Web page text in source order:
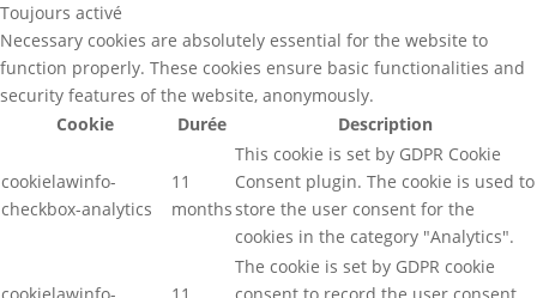
Toujours activé
Necessary cookies are absolutely essential for the website to
function properly. These cookies ensure basic functionalities and
security features of the website, anonymously.
Cookie
Durée Description
cookielawinfo-
checkbox-analytics
11
months
This cookie is set by GDPR Cookie
Consent plugin. The cookie is used to
store the user consent for the
cookies in the category "Analytics".
The cookie is set by GDPR cookie